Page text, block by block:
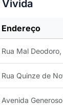
Endereço
Rua Mal Deodoro,
Rua Quinze de
Avenida